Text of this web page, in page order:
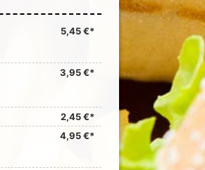
5,45 €*
3,95 €*
2,45 €*
4,95 €*